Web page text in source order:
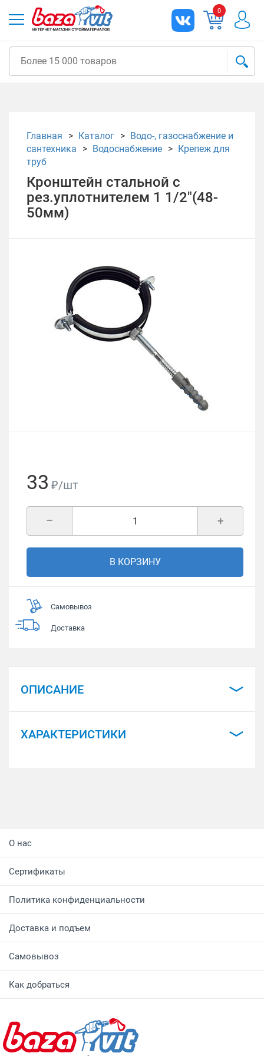
0
Главная Каталог
Водо-, газоснабжение и
сантехника
Водоснабжение
Крепеж для
труб
Кронштейн стальной с
рез.уплотнителем 1 1/2"(48-
50мм)
33 ₽/шт
+
–
В КОРЗИНУ
Самовывоз
Доставка
ОПИСАНИЕ
ХАРАКТЕРИСТИКИ
О нас
Сертификаты
Политика конфиденциальности
Доставка и подъем
Самовывоз
Как добраться